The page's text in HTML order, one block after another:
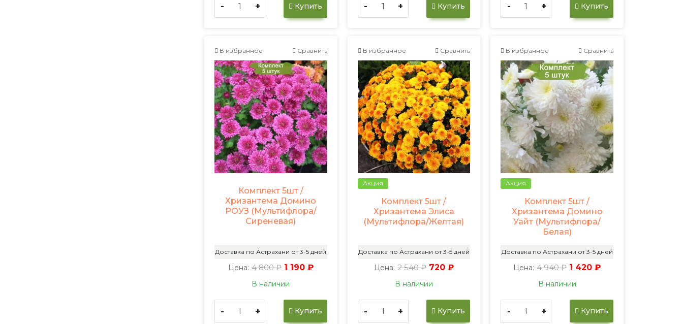
- + Купить - + Купить - + Купить
В избранное Сравнить
Комплект 5шт /
Хризантема Домино
РОУЗ (Мультифлора/
Сиреневая)
Доставка по Астрахани от 3-5 дней
Цена: 4 800 ₽ 1 190 ₽
В наличии
- + Купить
В избранное Сравнить
Акция
Комплект 5шт /
Хризантема Элиса
(Мультифлора/Желтая)
Доставка по Астрахани от 3-5 дней
Цена: 2 540 ₽ 720 ₽
В наличии
- + Купить
В избранное Сравнить
Акция
Комплект 5шт /
Хризантема Домино
Уайт (Мультифлора/
Белая)
Доставка по Астрахани от 3-5 дней
Цена: 4 940 ₽ 1 420 ₽
В наличии
- + Купить